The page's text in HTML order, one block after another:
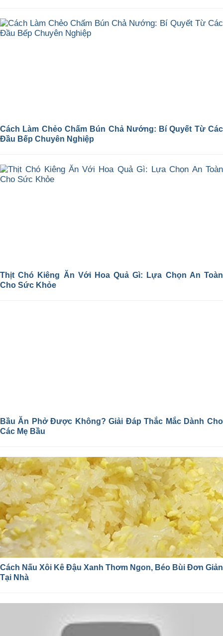
Cách Làm Chẻo Chấm Bún Chả Nướng: Bí Quyết Từ Các
Đầu Bếp Chuyên Nghiệp
Thịt Chó Kiêng Ăn Với Hoa Quả Gì: Lựa Chọn An Toàn
Cho Sức Khỏe
Bầu Ăn Phở Được Không? Giải Đáp Thắc Mắc Dành Cho
Các Mẹ Bầu
Cách Nấu Xôi Kê Đậu Xanh Thơm Ngon, Béo Bùi Đơn Giản
Tại Nhà